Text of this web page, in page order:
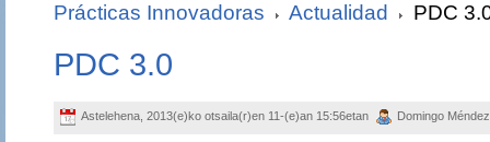
Prácticas Innovadoras Actualidad PDC
PDC 3.0
Astelehena, 2013(e)ko otsaila(r)en 11-(e)an 15:56etan Domingo